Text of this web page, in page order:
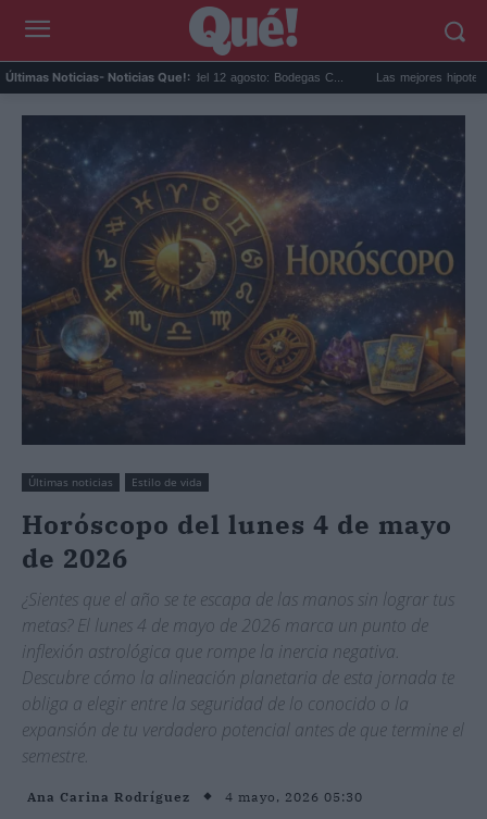
Últimas Noticias- Noticias Que!:
solar en Cariñena del 12 agosto: Bodegas C... Las mejores hipotecas de
Últimas noticias Estilo de vida
Horóscopo del lunes 4 de mayo
de 2026
¿Sientes que el año se te escapa de las manos sin lograr tus
metas? El lunes 4 de mayo de 2026 marca un punto de
inflexión astrológica que rompe la inercia negativa.
Descubre cómo la alineación planetaria de esta jornada te
obliga a elegir entre la seguridad de lo conocido o la
expansión de tu verdadero potencial antes de que termine el
semestre.
Ana Carina Rodríguez 4 mayo, 2026 05:30